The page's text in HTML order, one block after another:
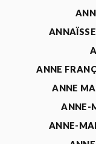
ANNE
ANNE
ANNE-
ANNE-